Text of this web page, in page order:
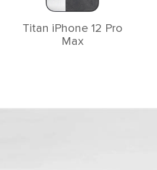
Titan iPhone 12 Pro
Max